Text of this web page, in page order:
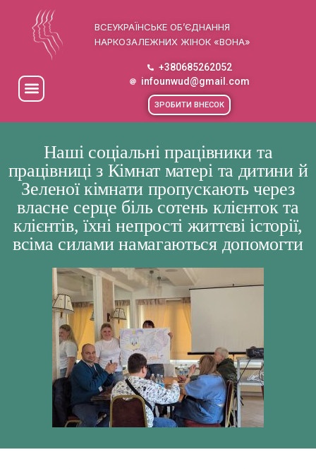
ВСЕУКРАЇНСЬКЕ ОБ’ЄДНАННЯ
НАРКОЗАЛЕЖНИХ ЖІНОК «ВОНА»
+380685262052
infounwud@gmail.com
ЗРОБИТИ ВНЕСОК
Наші соціальні працівники та
працівниці з Кімнат матері та дитини й
Зеленої кімнати пропускають через
власне серце біль сотень клієнток та
клієнтів, їхні непрості життєві історії,
всіма силами намагаються допомогти